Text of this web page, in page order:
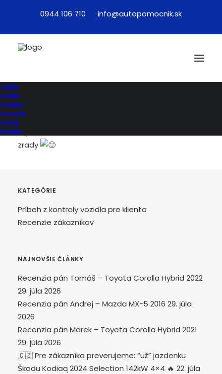
0944 106 710 info@autopomocnik.sk
služby
cenník
novinky
recenzie
otázky
kontakt
vyjadnanie zľavy/servisu u predajcu, podrobná
dokumentácia celej obhliadky… Nie je na
zahodenie nechať výber auta na pánovi Knapkovi
– má veľkú škálu overených predajcov, s ktorými je
super dohoda a netreba u nich očakávať žiadne
zrady
KATEGÓRIE
Príbeh z kontroly vozidla pre klienta
Recenzie zákazníkov
NAJNOVŠIE ČLÁNKY
Recenzia pán Tomáš – Toyota Corolla Hybrid 2022
29. júla 2026
Recenzia pán Andrej – Mazda MX-5 2016 29. júla
2026
Recenzia pán Marek – Toyota Corolla Hybrid 2021
29. júla 2026
🇨🇿 Pre zákazníka preverujeme: “už” jazdenku
Škodu Kodiaq 2024 Selection 142kW 4×4 🔥 22. júla